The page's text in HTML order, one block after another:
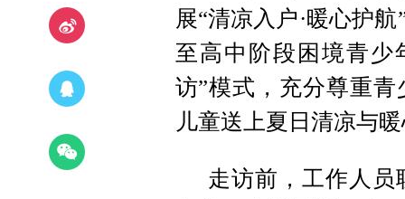
展“清凉入户·暖心护
至高中阶段困境青少
访”模式，充分尊重
儿童送上夏日清凉与
走访前，工作人